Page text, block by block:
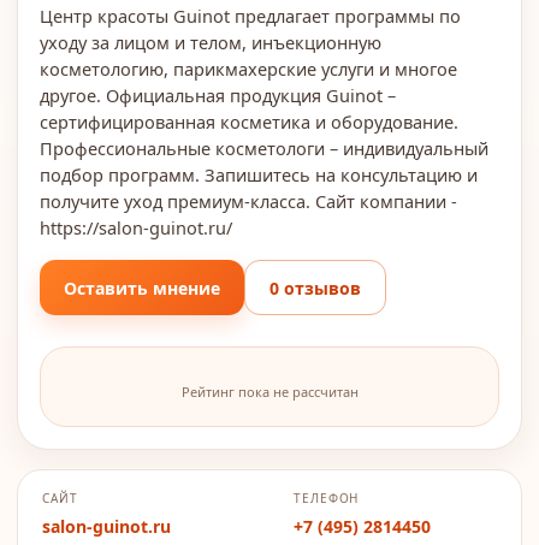
Центр красоты Guinot предлагает программы по
уходу за лицом и телом, инъекционную
косметологию, парикмахерские услуги и многое
другое. Официальная продукция Guinot –
сертифицированная косметика и оборудование.
Профессиональные косметологи – индивидуальный
подбор программ. Запишитесь на консультацию и
получите уход премиум-класса. Сайт компании -
https://salon-guinot.ru/
Оставить мнение 0 отзывов
Рейтинг пока не рассчитан
САЙТ
salon-guinot.ru
ТЕЛЕФОН
+7 (495) 2814450